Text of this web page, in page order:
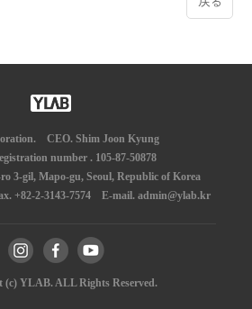
CEO. Shim Joon Kyung
number . 105-87-50878
3-gil, Mapo-gu, Seoul, Republic of Korea
+82-2-3143-7574 E-mail. admin@ylab.kr
(c) YLAB. ALL Rights Reserved.